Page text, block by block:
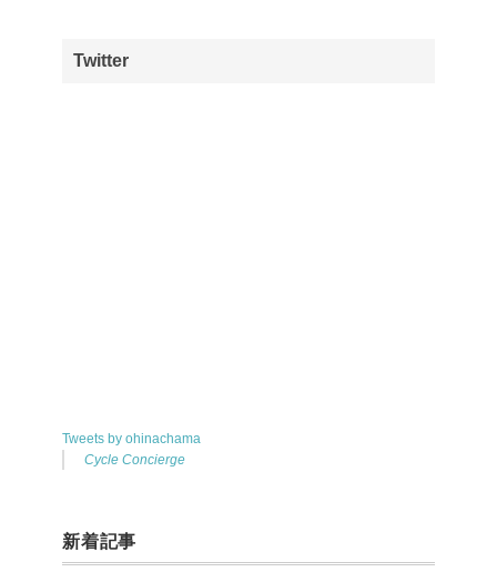
Twitter
Tweets by ohinachama
Cycle Concierge
新着記事